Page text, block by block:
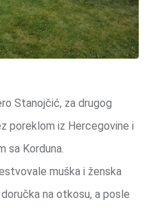
Stanojčić, za drugog
poreklom iz Hercegovine i
sa Korduna.
muška i ženska
na otkosu, a posle